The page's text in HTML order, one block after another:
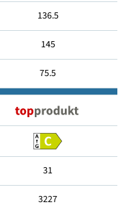
136.5
145
75.5
31
3227